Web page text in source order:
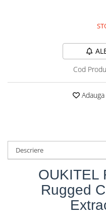
Uscătoare Haine
SPA
CASA, GRADINA SI BRICOLAJ
Sigurante inteligente
Camere de supraveghere
Cod
Descriere
OUKITEL
Rugged